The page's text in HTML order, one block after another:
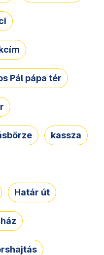
Pál pápa tér
kassza
Határ út